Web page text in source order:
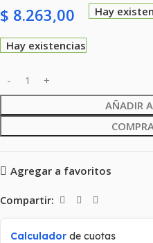
$ 8.263,00 Hay
Hay existencias
AÑADIR
Agregar a favoritos
Compartir:
Calculador de cuotas